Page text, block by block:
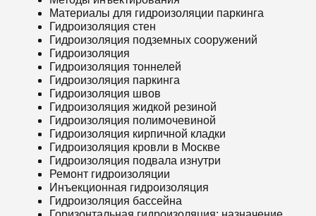
Материалы для гидроизоляции паркинга
Гидроизоляция стен
Гидроизоляция подземных сооружений
Гидроизоляция
Гидроизоляция тоннелей
Гидроизоляция паркинга
Гидроизоляция швов
Гидроизоляция жидкой резиной
Гидроизоляция полимочевиной
Гидроизоляция кирпичной кладки
Гидроизоляция кровли в Москве
Гидроизоляция подвала изнутри
Ремонт гидроизоляции
Инъекционная гидроизоляция
Гидроизоляция бассейна